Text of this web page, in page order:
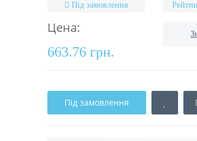
Під замовлення
Цена:
663.76 грн.
Під замовлення